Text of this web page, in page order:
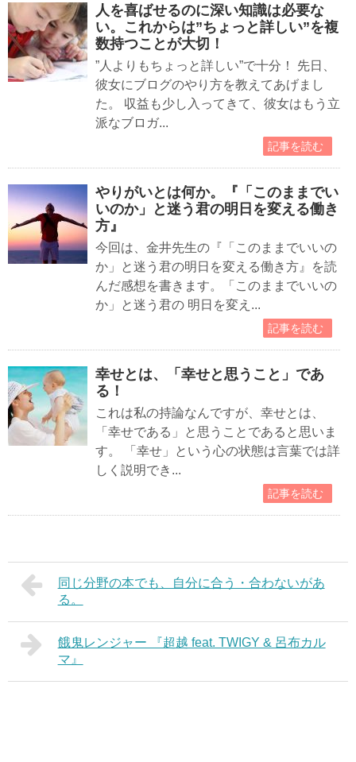
人を喜ばせるのに深い知識は必要な
い。これからは”ちょっと詳しい”を複
数持つことが大切！
”人よりもちょっと詳しい”で十分！ 先日、
彼女にブログのやり方を教えてあげまし
た。 収益も少し入ってきて、彼女はもう立
派なブロガ...
記事を読む
やりがいとは何か。『「このままでい
いのか」と迷う君の明日を変える働き
方』
今回は、金井先生の『「このままでいいの
か」と迷う君の明日を変える働き方』を読
んだ感想を書きます。「このままでいいの
か」と迷う君の 明日を変え...
記事を読む
幸せとは、「幸せと思うこと」であ
る！
これは私の持論なんですが、幸せとは、
「幸せである」と思うことであると思いま
す。 「幸せ」という心の状態は言葉では詳
しく説明でき...
記事を読む
同じ分野の本でも、自分に合う・合わないがあ
る。
餓鬼レンジャー 『超越 feat. TWIGY & 呂布カル
マ』